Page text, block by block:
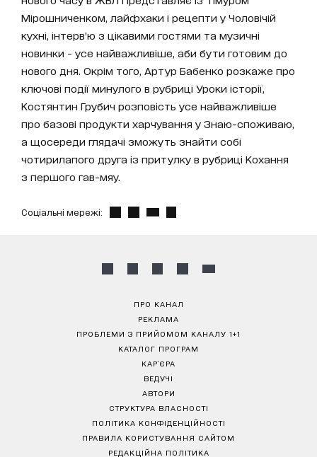
Мірошниченком, лайфхаки і рецепти у Чоловічій
кухні, інтерв’ю з цікавими гостями та музичні
новинки - усе найважливіше, аби бути готовим до
нового дня. Окрім того, Артур Бабенко розкаже про
ключові події минулого в рубриці Уроки історії,
Костянтин Грубич розповість усе найважливіше
про базові продукти харчування у Знаю-споживаю,
а щосереди глядачі зможуть знайти собі
чотирилапого друга із притулку в рубриці Кохання
з першого гав-мяу.
Соціальні мережі:
ПРО КАНАЛ
РЕКЛАМА
ПРОБЛЕМИ З ПРИЙОМОМ КАНАЛУ 1+1
КАТАЛОГ ПРОГРАМ
КАР’ЄРА
ВЕДУЧІ
АВТОРИ
СТРУКТУРА ВЛАСНОСТІ
ПОЛІТИКА КОНФІДЕНЦІЙНОСТІ
ПРАВИЛА КОРИСТУВАННЯ САЙТОМ
РЕДАКЦІЙНА ПОЛІТИКА